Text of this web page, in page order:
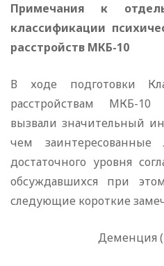
Примечания к
классификации
расстройств МКБ-10
В ходе подготовки
расстройствам МКБ-10
вызвали значительный
чем
достаточного уровня
обсуждавшихся при
следующие короткие
Деменция